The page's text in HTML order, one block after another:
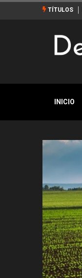
TÍTULOS
son 90 en toda la Ciudad
INICIO